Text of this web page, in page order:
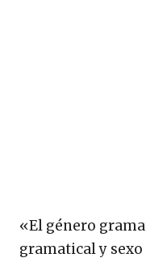
«El género
gramatical y